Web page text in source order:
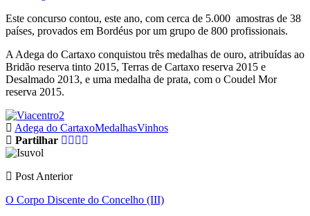
Este concurso contou, este ano, com cerca de 5.000 amostras de 38
países, provados em Bordéus por um grupo de 800 profissionais.
A Adega do Cartaxo conquistou três medalhas de ouro, atribuídas ao
Bridão reserva tinto 2015, Terras de Cartaxo reserva 2015 e
Desalmado 2013, e uma medalha de prata, com o Coudel Mor
reserva 2015.
Adega do CartaxoMedalhasVinhos
Partilhar
Post Anterior
O Corpo Discente do Concelho (III)